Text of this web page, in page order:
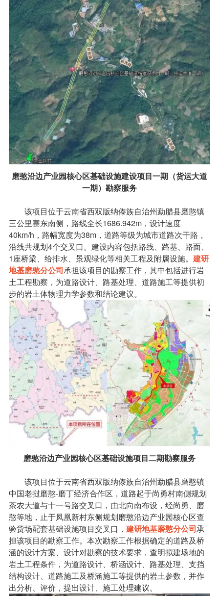
磨憨沿边产业园核心区基础设施建设项目一期（货运大道
一期）勘察服务
该项目位于云南省西双版纳傣族自治州勐腊县磨憨镇
三公里寨东南侧，路线全长1686.942m，设计速度
40km/h，路幅宽度为38m，道路等级为城市道路次干路，
沿线共规划4个交叉口。建设内容包括路线、路基、路面、
1座桥梁、给排水、景观绿化等相关工程及附属设施。 建研
地基磨憨分公司承担该项目的勘察工作，其中包括进行岩
土工程勘察，为道路设计、路基处理、道路施工等提供初
步的岩土体物理力学参数和结论建议。
磨憨沿边产业园核心区基础设施项目二期勘察服务
该项目位于云南省西双版纳傣族自治州勐腊县磨憨镇
中国老挝磨憨-磨丁经济合作区，道路起于尚勇村南侧规划
茶农大道与十一号路交叉口，由北向南布设，经尚勇、磨
憨等地，止于凤凰新村东侧规划磨憨沿边产业园核心区查
验货场配套基础设施项目交叉口， 建研地基磨憨分公司承
担该项目的勘察工作。本次勘察工作根据确定的道路及桥
涵的设计方案、设计对勘察的技术要求，查明拟建场地的
岩土工程条件，为道路设计、桥涵设计、路基处理、支挡
结构设计、道路施工及桥涵施工等提供的岩土参数，并作
出分析、评价，提出设计、施工处理建议。